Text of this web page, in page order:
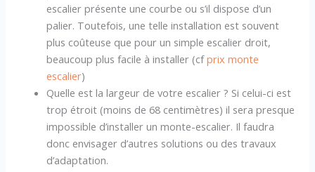
escalier présente une courbe ou s’il dispose d’un
palier. Toutefois, une telle installation est souvent
plus coûteuse que pour un simple escalier droit,
beaucoup plus facile à installer (cfprix monte
escalier)
Quelle est la largeur de votre escalier ? Si celui-ci est
trop étroit (moins de 68 centimètres) il sera presque
impossible d’installer un monte-escalier. Il faudra
donc envisager d’autres solutions ou des travaux
d’adaptation.